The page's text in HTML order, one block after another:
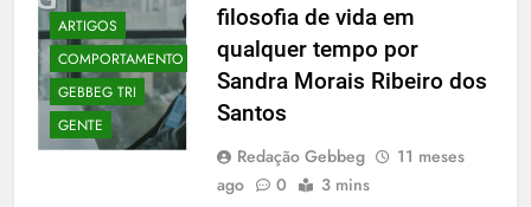
ARTIGOS
COMPORTAMENTO
GEBBEG TRI
GENTE
filosofia de vida em
qualquer tempo por
Sandra Morais Ribeiro dos
Santos
Redação Gebbeg
11 meses
ago
0 3 mins